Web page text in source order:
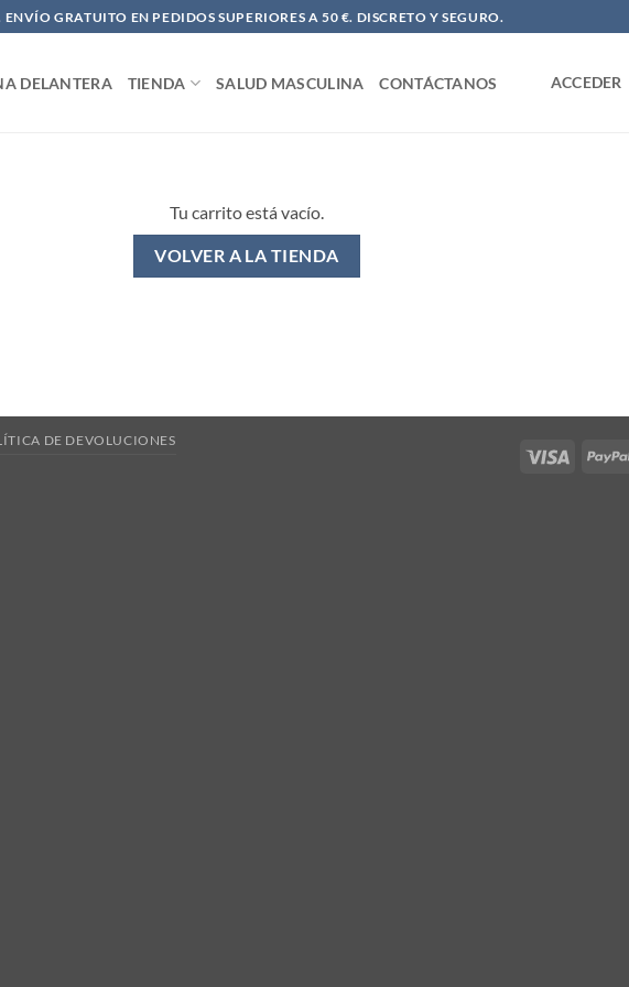
GRATUITO EN PEDIDOS SUPERIORES A 50 €. DISCRETO Y SEGURO.
DELANTERA TIENDA SALUD MASCULINA CONTÁCTANOS ACCEDER
Tu carrito está vacío.
VOLVER A LA TIENDA
Visa
DE DEVOLUCIONES